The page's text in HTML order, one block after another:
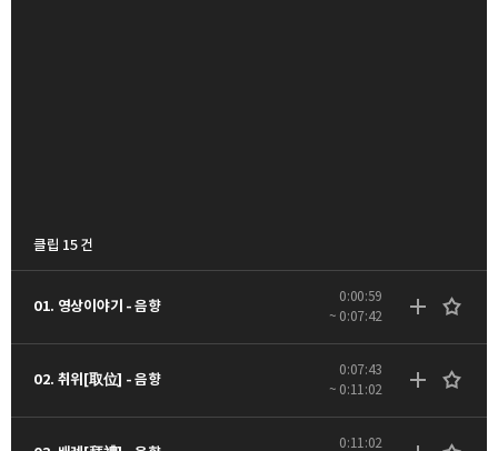
클립 15 건
01. 영상이야기 - 음향
0:00:59
~ 0:07:42
02. 취위[取位] - 음향
0:07:43
~ 0:11:02
0:11:02